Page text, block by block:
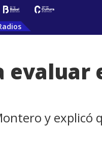
evaluar
y explicó